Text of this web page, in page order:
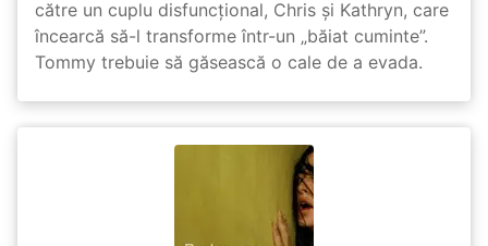
către un cuplu disfuncțional, Chris și Kathryn, care
încearcă să-l transforme într-un „băiat cuminte”.
Tommy trebuie să găsească o cale de a evada.